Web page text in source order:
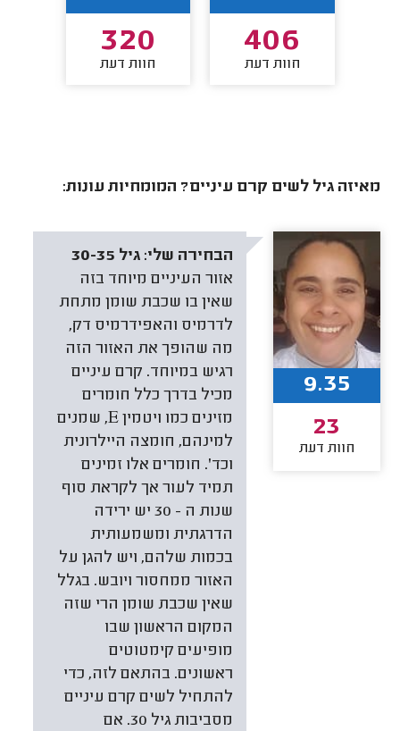
406
חוות דעת
320
חוות דעת
מאיזה גיל לשים קרם עיניים? המומחיות עונות:
הבחירה שלי: גיל 30-35
אזור העיניים מיוחד בזה
שאין בו שכבת שומן מתחת
לדרמיס והאפידרמיס דק,
מה שהופך את האזור הזה
רגיש במיוחד. קרם עיניים
מכיל בדרך כלל חומרים
מזינים כמו ויטמין E, שמנים
למינהם, חומצה היילרונית
וכד'. חומרים אלו זמינים
תמיד לעור אך לקראת סוף
שנות ה - 30 יש ירידה
הדרגתית ומשמעותית
בכמות שלהם, ויש להגן על
האזור ממחסור ויובש. בגלל
שאין שכבת שומן הרי שזה
המקום הראשון שבו
מופיעים קימטוטים
ראשונים. בהתאם לזה, כדי
להתחיל לשים קרם עיניים
מסביבות גיל 30. אם
9.35
23
חוות דעת